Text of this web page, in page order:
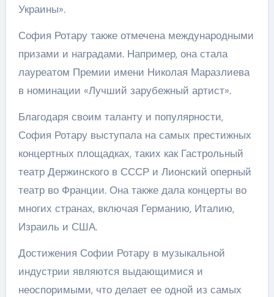
Украины».
София Ротару также отмечена международными
призами и наградами. Например, она стала
лауреатом Премии имени Николая Маразлиева
в номинации «Лучший зарубежный артист».
Благодаря своим таланту и популярности,
София Ротару выступала на самых престижных
концертных площадках, таких как Гастрольный
театр Держинского в СССР и Лионский оперный
театр во Франции. Она также дала концерты во
многих странах, включая Германию, Италию,
Израиль и США.
Достижения Софии Ротару в музыкальной
индустрии являются выдающимися и
неоспоримыми, что делает ее одной из самых